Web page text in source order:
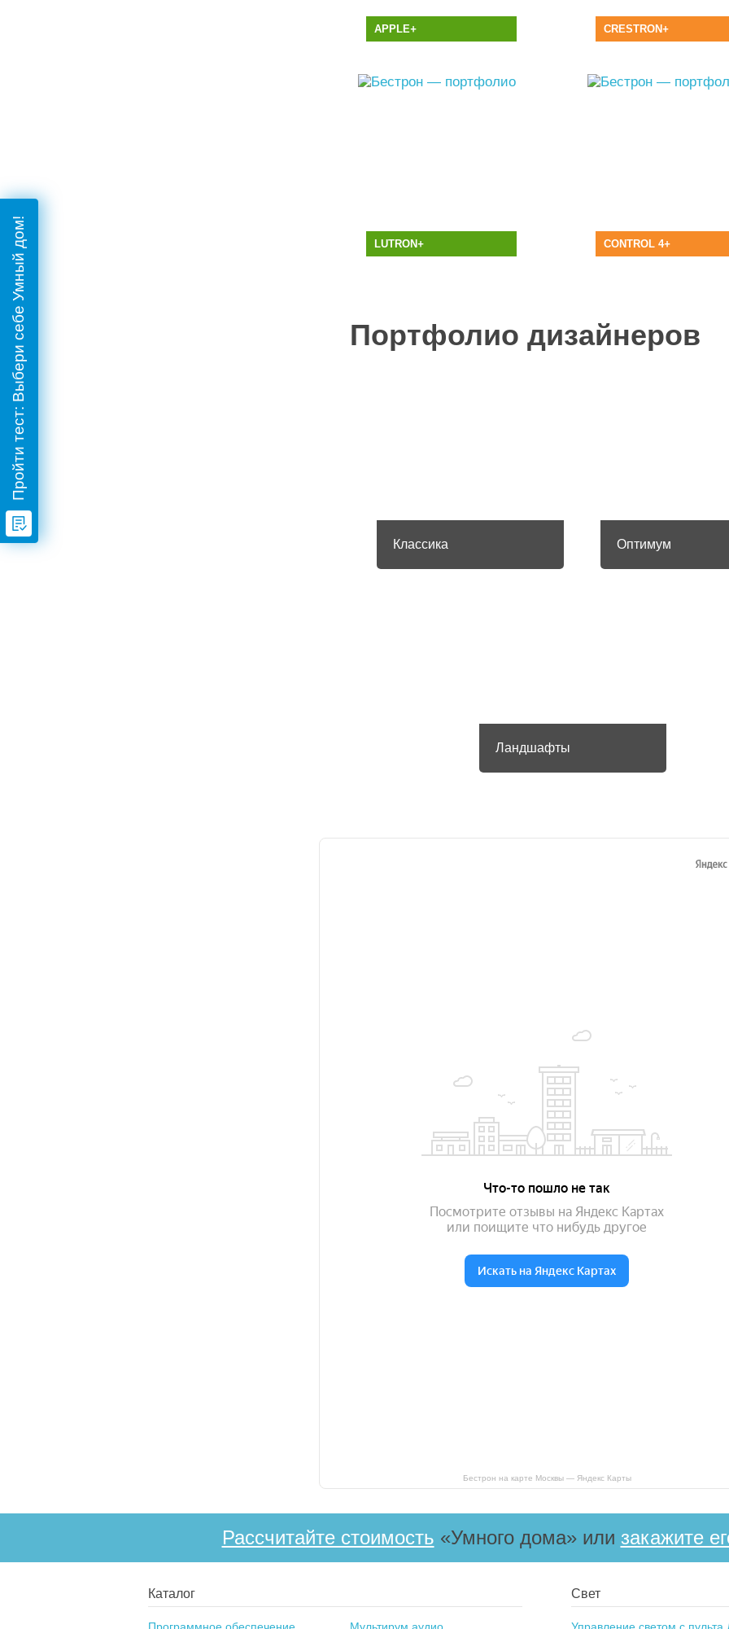
APPLE+ CRESTRON+
LUTRON+ CONTROL 4+
Портфолио дизайнеров
Классика Оптимум
Ландшафты
Бестрон на карте Москвы — Яндекс Карты
Рассчитайте стоимость «Умного дома» или закажите
Каталог
Программное обеспечение Мультирум аудио
Свет
Управление светом с пульта
Пройти тест: Выбери себе Умный дом!